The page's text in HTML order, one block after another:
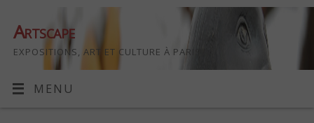
Artscape
EXPOSITIONS, ART ET CULTURE À PARIS
MENU